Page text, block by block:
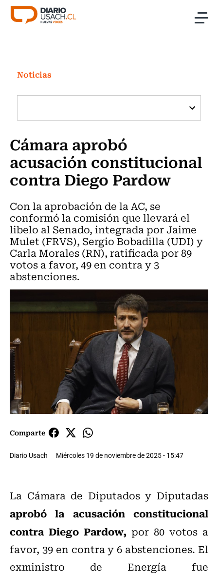
Click acá para ir directamente al contenido
Investigación
Cultura
Programas Radio y TV Usach
Noticias
Cámara aprobó
acusación constitucional
contra Diego Pardow
Con la aprobación de la AC, se
conformó la comisión que llevará el
libelo al Senado, integrada por Jaime
Mulet (FRVS), Sergio Bobadilla (UDI) y
Carla Morales (RN), ratificada por 89
votos a favor, 49 en contra y 3
abstenciones.
Comparte
Diario Usach Miércoles 19 de noviembre de 2025 - 15:47
La Cámara de Diputados y Diputadas
aprobó la acusación constitucional
contra Diego Pardow, por 80 votos a
favor, 39 en contra y 6 abstenciones. El
exministro de Energía fue